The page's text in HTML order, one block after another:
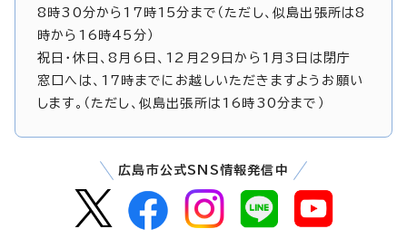
8時30分から17時15分まで（ただし、似島出張所は8
時から16時45分）
祝日・休日、8月6日、12月29日から1月3日は閉庁
窓口へは、17時までにお越しいただきますようお願い
します。（ただし、似島出張所は16時30分まで）
広島市公式SNS情報発信中